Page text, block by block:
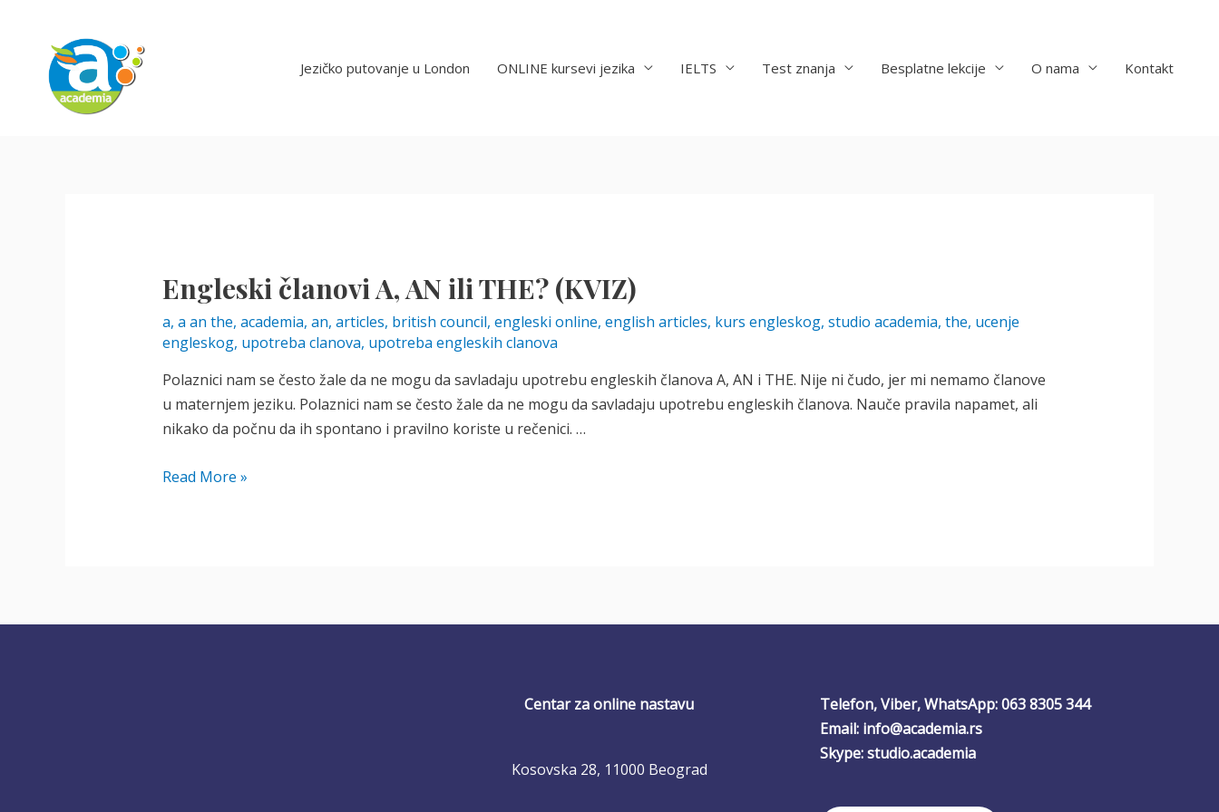
content
Jezičko putovanje u London ONLINE kursevi jezika IELTS Test znanja Besplatne lekcije O nama Kontakt
Engleski članovi A, AN ili THE? (KVIZ)
a, a an the, academia, an, articles, british council, engleski online, english articles, kurs engleskog, studio academia, the, ucenje
engleskog, upotreba clanova, upotreba engleskih clanova
Polaznici nam se često žale da ne mogu da savladaju upotrebu engleskih članova A, AN i THE. Nije ni čudo, jer mi nemamo članove
u maternjem jeziku. Polaznici nam se često žale da ne mogu da savladaju upotrebu engleskih članova. Nauče pravila napamet, ali
nikako da počnu da ih spontano i pravilno koriste u rečenici. …
Engleski
(KVIZ)
Read More »
Centar za online nastavu
Kosovska 28, 11000 Beograd
Telefon, Viber, WhatsApp: 063 8305 344
Email: info@academia.rs
Skype: studio.academia